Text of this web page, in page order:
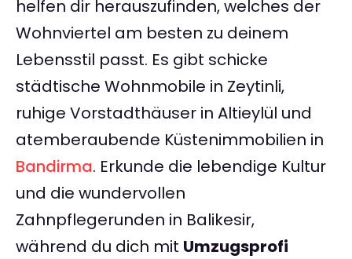
helfen dir herauszufinden, welches der
Wohnviertel am besten zu deinem
Lebensstil passt. Es gibt schicke
städtische Wohnmobile in Zeytinli,
ruhige Vorstadthäuser in Altieylül und
atemberaubende Küstenimmobilien in
Bandirma. Erkunde die lebendige Kultur
und die wundervollen
Zahnpflegerunden in Balikesir,
während du dich mit Umzugsprofi